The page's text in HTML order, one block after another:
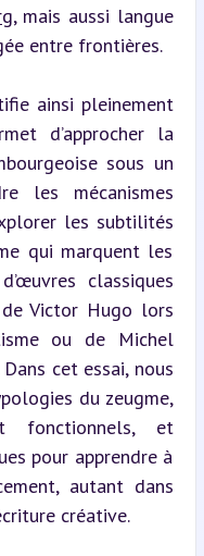
, mais aussi langue
entre frontières.
ainsi pleinement
d’approcher la
sous un
les mécanismes
les subtilités
qui marquent les
classiques
Victor Hugo lors
ou de Michel
cet essai, nous
du zeugme,
fonctionnels, et
pour apprendre à
autant dans
créative.